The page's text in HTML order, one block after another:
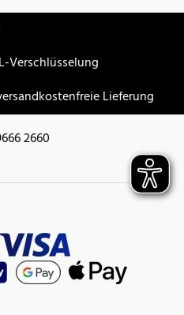
Verschlüsselung
Lieferung
2660